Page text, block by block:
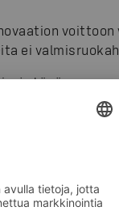
ei
ja tänä vuonna
kuuluva
uskoo voittajan